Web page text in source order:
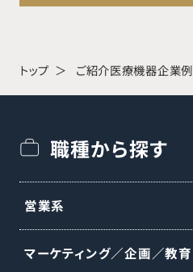
トップ ご紹介医療機器企業例
職種から探す
営業系
マーケティング／企画／教育